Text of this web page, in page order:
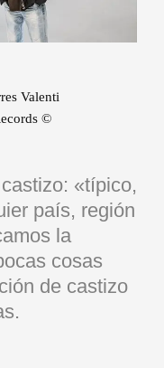
Valenti
©
«típico,
país, región
la
cosas
de castizo